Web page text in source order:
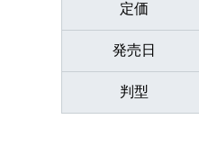
定価
発売日
判型